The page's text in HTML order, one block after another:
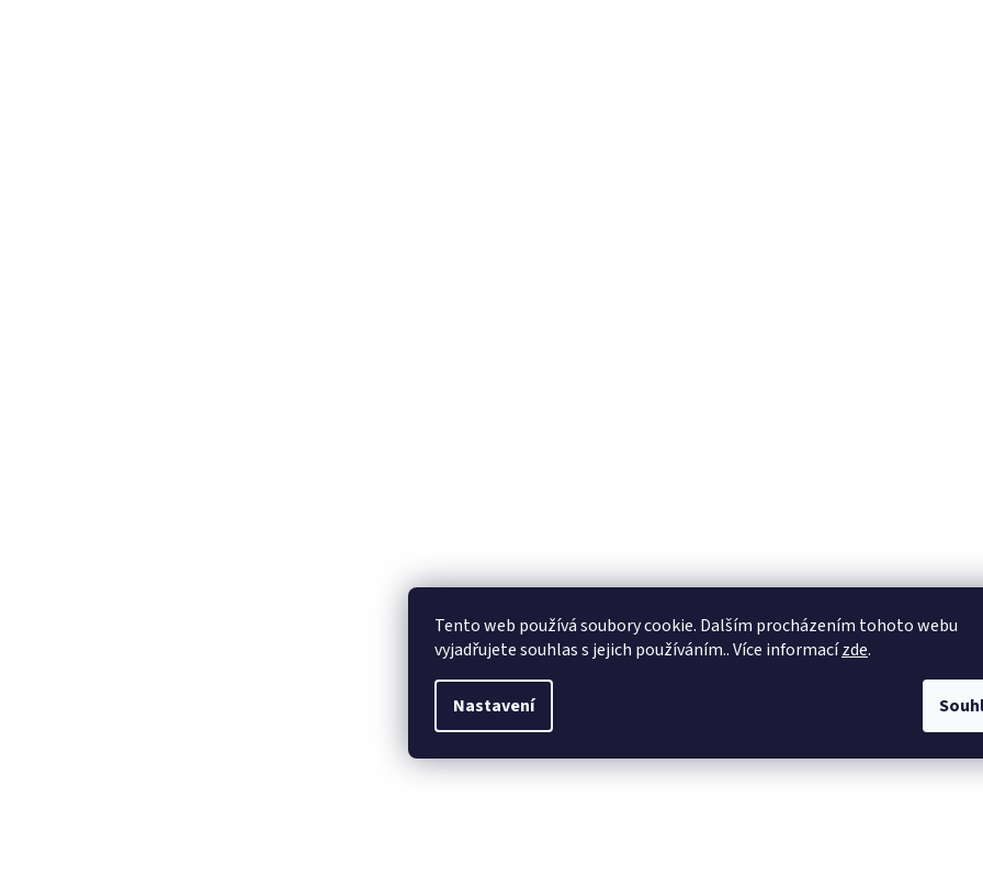
Tento web používá soubory cookie. Dalším procházením tohoto webu
vyjadřujete souhlas s jejich používáním.. Více informacízde.
Nastavení